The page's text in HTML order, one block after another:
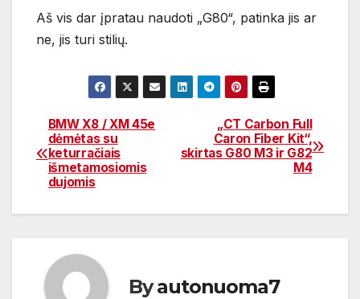
Aš vis dar įpratau naudoti „G80“, patinka jis ar
ne, jis turi stilių.
Navigacija
tarp
įrašų
„CT Carbon Full
Caron Fiber Kit“,
skirtas G80 M3 ir G82
M4
BMW X8 / XM 45e
dėmėtas su
keturračiais
išmetamosiomis
dujomis
Byautonuoma7